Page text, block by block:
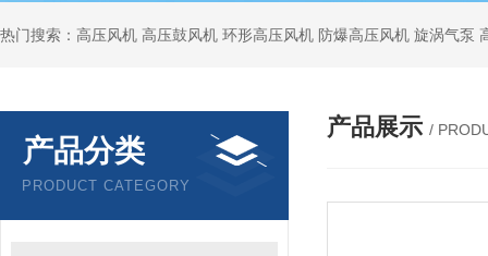
热门搜索：高压风机 高压鼓风机 环形高压风机 防爆高压风机 旋涡气泵
产品分类
PRODUCT CATEGORY
产品展示 /